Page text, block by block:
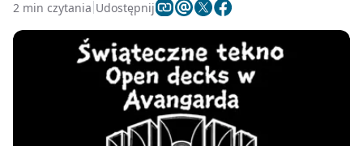
2 min czytania Udostępnij